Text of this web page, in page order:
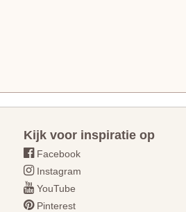
Kijk voor inspiratie op
Facebook
Instagram
YouTube
Pinterest